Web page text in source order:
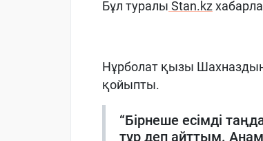
Бұл туралы Stan.kz
Нұрболат қызы Шахназдың
қойыпты.
“Бірнеше есімді
тұр деп айттым.